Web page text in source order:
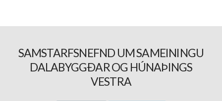
SAMSTARFSNEFND UM SAMEININGU
DALABYGGÐAR OG HÚNAÞINGS
VESTRA